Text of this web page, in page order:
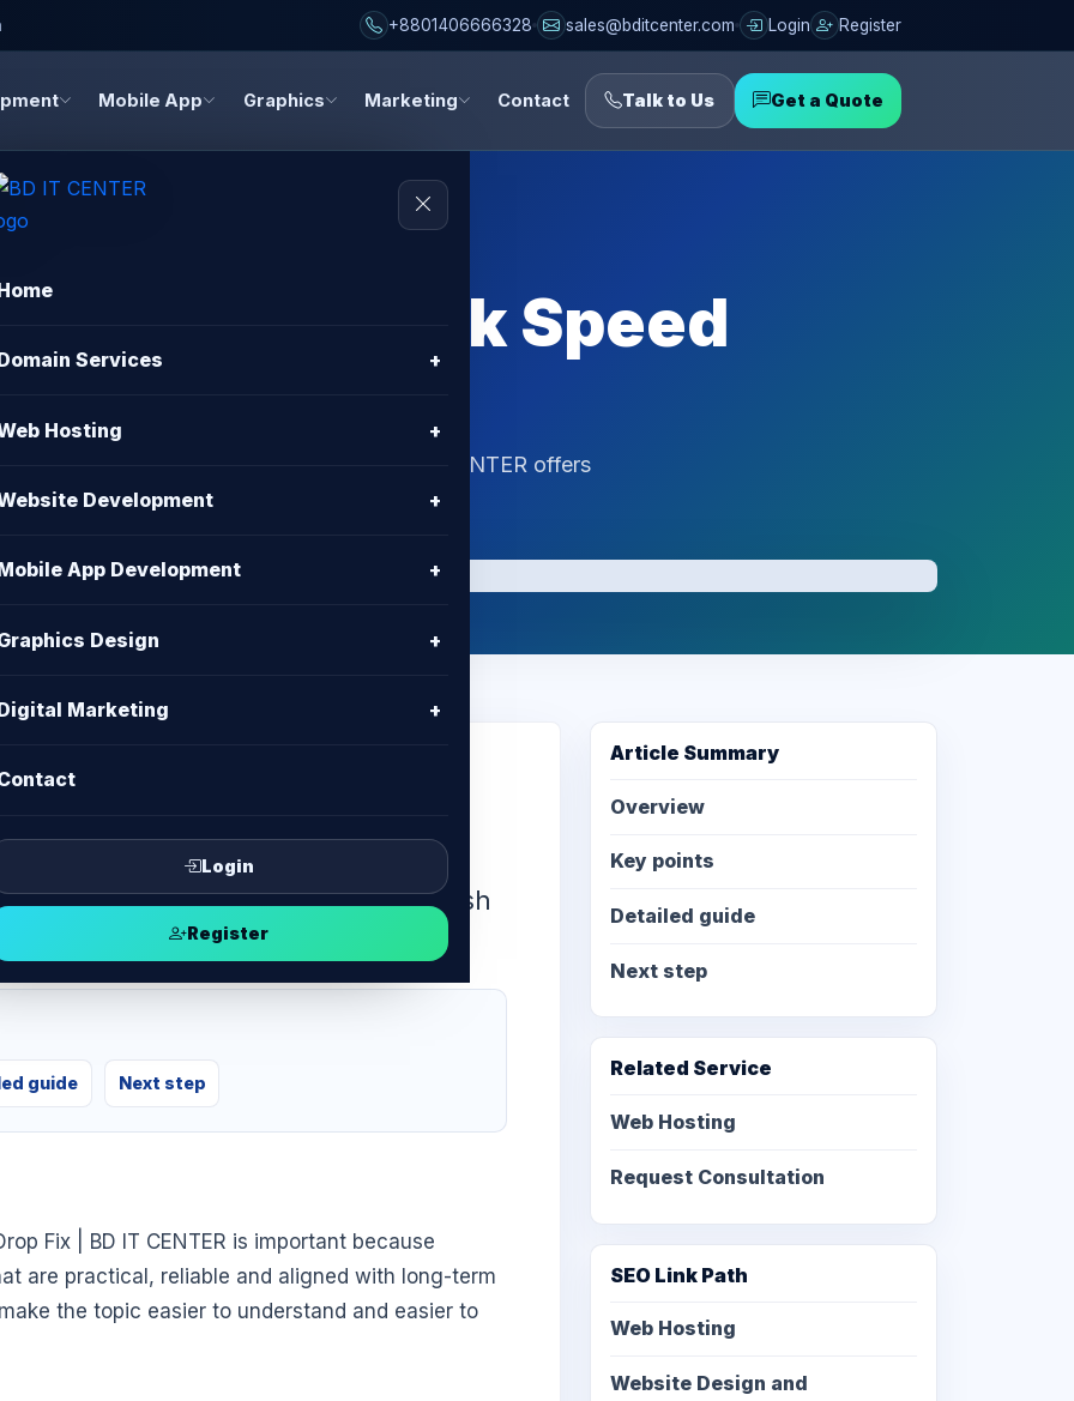
+8801406666328 sales@bditcenter.com Login Register
Mobile App Graphics Marketing Contact Talk to Us Get a Quote
Services +
Hosting +
Development +
App Development +
Design +
Marketing +
Login
Register
Network Speed
CENTER
speed drop with expert solutions. BD IT CENTER offers
cPanel & 24/7 support.
network speed drop with
offers best hosting in Bangladesh
guide Next step
Fix | BD IT CENTER is important because
are practical, reliable and aligned with long-term
the topic easier to understand and easier to
Article Summary
Overview
Key points
Detailed guide
Next step
Related Service
Web Hosting
Request Consultation
SEO Link Path
Web Hosting
Website Design and